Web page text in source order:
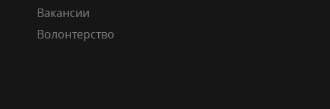
Вакансии
Волонтерство